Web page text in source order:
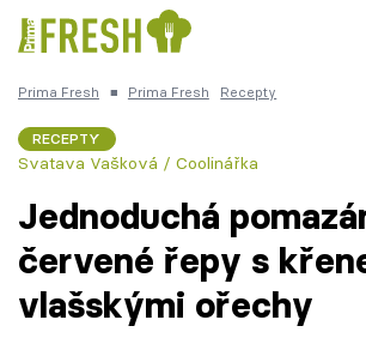
Česká kuchyně Čokoláda
Témata
Prima Fresh ■ Prima Fresh Recepty
RECEPTY
Svatava Vašková / Coolinářka
Jednoduchá
červené řepy s
vlašskými ořechy